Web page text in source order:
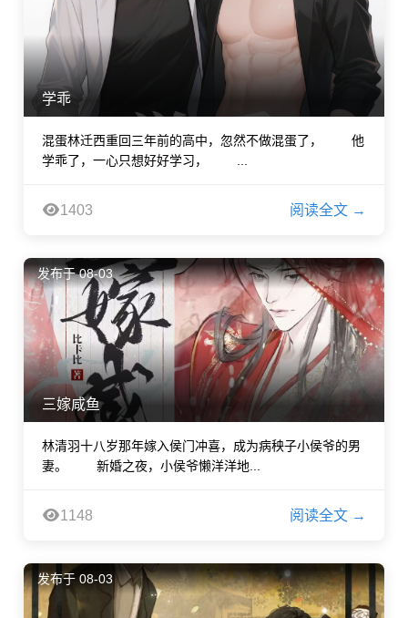
学乖
混蛋林迁西重回三年前的高中，忽然不做混蛋了， 他
学乖了，一心只想好好学习， ...
1403 阅读全文 →
发布于 08-03
三嫁咸鱼
林清羽十八岁那年嫁入侯门冲喜，成为病秧子小侯爷的男
妻。 新婚之夜，小侯爷懒洋洋地...
1148 阅读全文 →
发布于 08-03